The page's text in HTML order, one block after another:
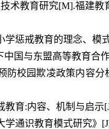
术教育研究[M].福建教
惩戒教育的理念、模
中国与东盟高等教育合
防校园欺凌政策内容
育:内容、机制与启示
通识教育模式研究》